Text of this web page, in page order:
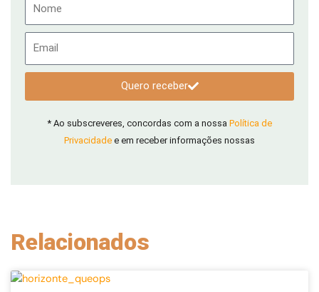
Quero receber
* Ao subscreveres, concordas com a nossa Política de
Privacidade e em receber informações nossas
Relacionados